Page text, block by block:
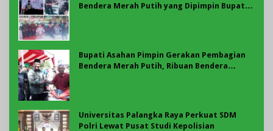
Bendera Merah Putih yang Dipimpin Bupati
Bupati Asahan Pimpin Gerakan Pembagian
Bendera Merah Putih, Ribuan Bendera
Universitas Palangka Raya Perkuat SDM
Polri Lewat Pusat Studi Kepolisian